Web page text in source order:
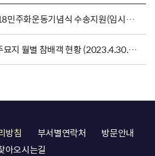
제43주년 5.18민주화운동기념식 수송지원(임시주차장 및 셔틀) 안내
국립5.18민주묘지 월별 참배객 현황 (2023.4.30.기준)
방침 부서별연락처
방문안내
아오시는길